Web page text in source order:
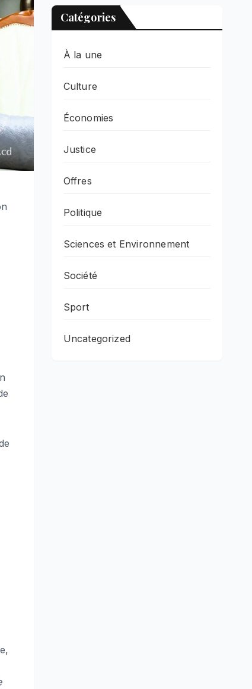
Catégories
À la une
Culture
Économies
Justice
Offres
Politique
Sciences et Environnement
Société
Sport
Uncategorized